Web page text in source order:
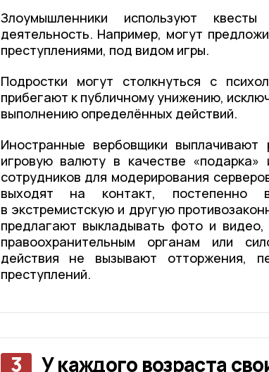
Злоумышленники используют
деятельность. Например, могут
преступлениями, под видом игры.
Подростки могут столкнуться с
прибегают к публичному унижению,
выполнению определённых действий.
Иностранные вербовщики
игровую валюту в качестве
сотрудников для модерирования
выходят на контакт, постепенно
в экстремистскую и другую
предлагают выкладывать фото и
правоохранительным органам или
действия не вызывают отторжения,
преступлений.
3 У каждого возраста